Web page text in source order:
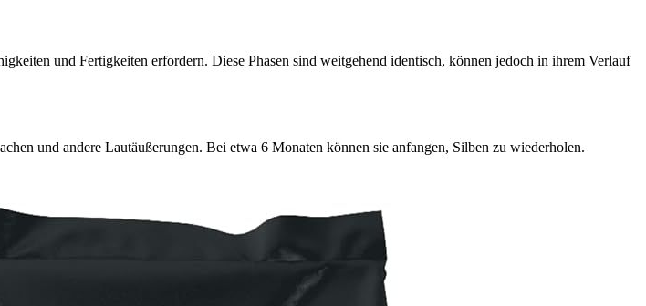
und Fertigkeiten erfordern. Diese Phasen sind weitgehend identisch, können jedoch in ihrem Verlauf
und andere Lautäußerungen. Bei etwa 6 Monaten können sie anfangen, Silben zu wiederholen.